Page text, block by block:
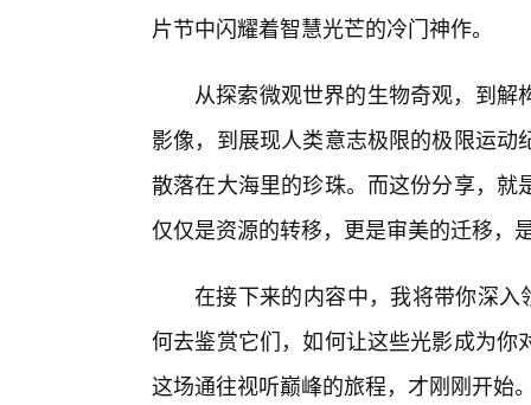
片节中闪耀着智慧光芒的冷门神作。
从探索微观世界的生物奇观，到
影像，到展现人类意志极限的极限运
散落在大海里的珍珠。而这份分享，
仅仅是资源的转移，更是审美的迁移，
在接下来的内容中，我将带你深入
何去鉴赏它们，如何让这些光影成为
这场通往视听巅峰的旅程，才刚刚开始